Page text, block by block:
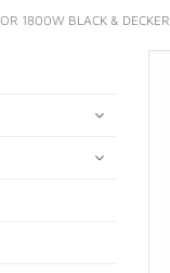
1800W BLACK & DECKER